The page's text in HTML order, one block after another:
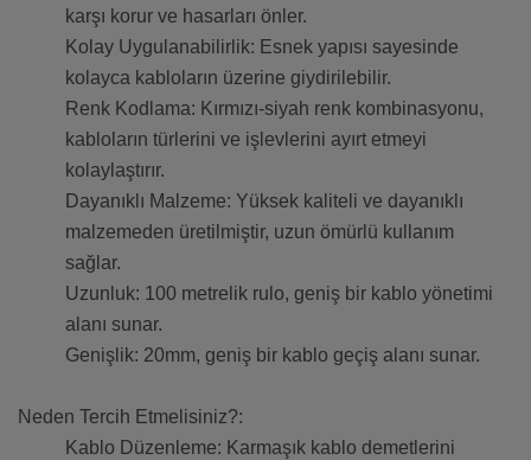
karşı korur ve hasarları önler.
Kolay Uygulanabilirlik: Esnek yapısı sayesinde
kolayca kabloların üzerine giydirilebilir.
Renk Kodlama: Kırmızı-siyah renk kombinasyonu,
kabloların türlerini ve işlevlerini ayırt etmeyi
kolaylaştırır.
Dayanıklı Malzeme: Yüksek kaliteli ve dayanıklı
malzemeden üretilmiştir, uzun ömürlü kullanım
sağlar.
Uzunluk: 100 metrelik rulo, geniş bir kablo yönetimi
alanı sunar.
Genişlik: 20mm, geniş bir kablo geçiş alanı sunar.
Neden Tercih Etmelisiniz?:
Kablo Düzenleme: Karmaşık kablo demetlerini